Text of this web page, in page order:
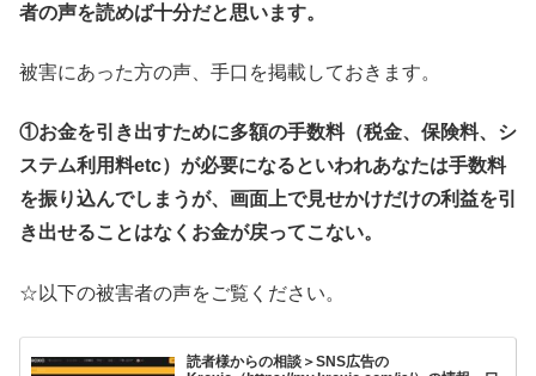
者の声を読めば十分だと思います。
被害にあった方の声、手口を掲載しておきます。
①お金を引き出すために多額の手数料（税金、保険料、シ
ステム利用料etc）が必要になるといわれあなたは手数料
を振り込んでしまうが、画面上で見せかけだけの利益を引
き出せることはなくお金が戻ってこない。
☆以下の被害者の声をご覧ください。
読者様からの相談＞SNS広告の